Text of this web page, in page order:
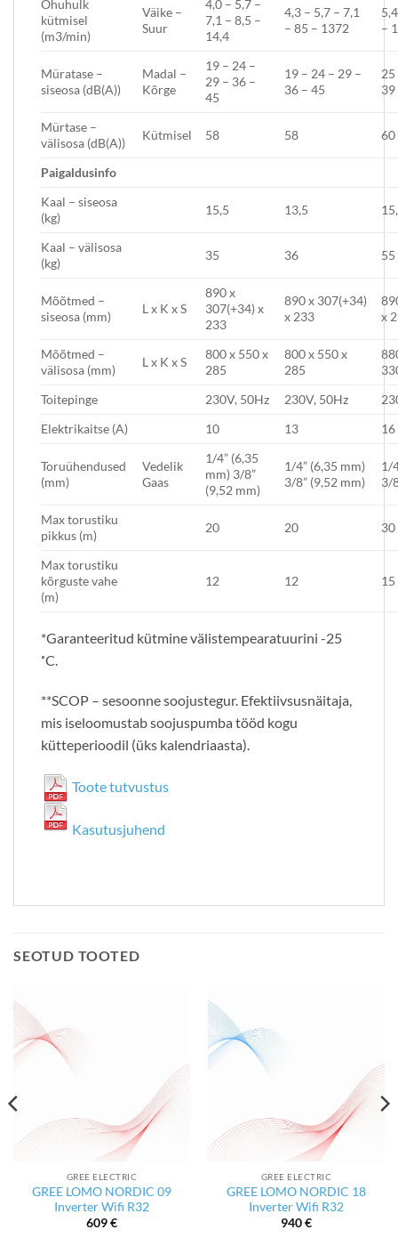
Õhuhulk
kütmisel
(m3/min)
Väike –
Suur
4,0 – 5,7 –
7,1 – 8,5 –
14,4
4,3 – 5,7 – 7,1
– 85 – 1372
–
Müratase –
siseosa (dB(A))
Madal –
Kõrge
19 – 24 –
29 – 36 –
45
19 – 24 – 29 –
36 – 45
25
39
Mürtase –
välisosa (dB(A))
Kütmisel 58 58 60
Paigaldusinfo
Kaal – siseosa
(kg)
15,5 13,5
Kaal – välisosa
(kg)
35 36 55
Mõõtmed –
siseosa (mm)
L x K x S
890 x
307(+34) x
233
890 x 307(+34)
x 233
x
Mõõtmed –
välisosa (mm)
L x K x S
800 x 550 x
285
800 x 550 x
285
Toitepinge
230V, 50Hz 230V, 50Hz
Elektrikaitse (A)
10 13 16
Toruühendused
(mm)
Vedelik
Gaas
1/4” (6,35
mm) 3/8”
(9,52 mm)
1/4” (6,35 mm)
3/8” (9,52 mm)
1/
3/
Max torustiku
pikkus (m)
20 20 30
Max torustiku
kõrguste vahe
(m)
12 12 15
*Garanteeritud kütmine välistempearatuurini -25
˚C.
**SCOP – sesoonne soojustegur. Efektiivsusnäitaja,
mis iseloomustab soojuspumba tööd kogu
kütteperioodil (üks kalendriaasta).
Toote tutvustus
Kasutusjuhend
SEOTUD TOOTED
GREE ELECTRIC
GREE LOMO NORDIC 09
Inverter Wifi R32
609€
GREE ELECTRIC
GREE LOMO NORDIC 18
Inverter Wifi R32
940€